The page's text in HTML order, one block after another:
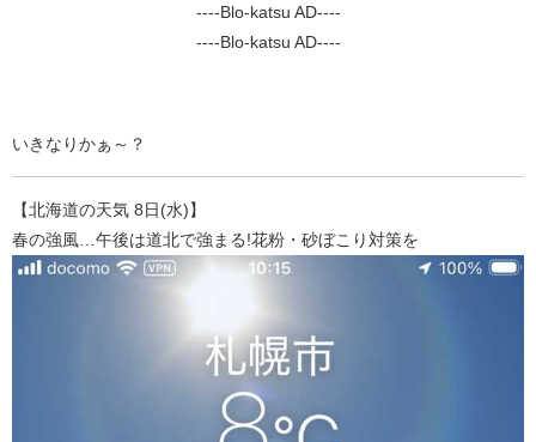
----Blo-katsu AD----
----Blo-katsu AD----
いきなりかぁ～？
【北海道の天気 8日(水)】
春の強風…午後は道北で強まる!花粉・砂ぼこり対策を